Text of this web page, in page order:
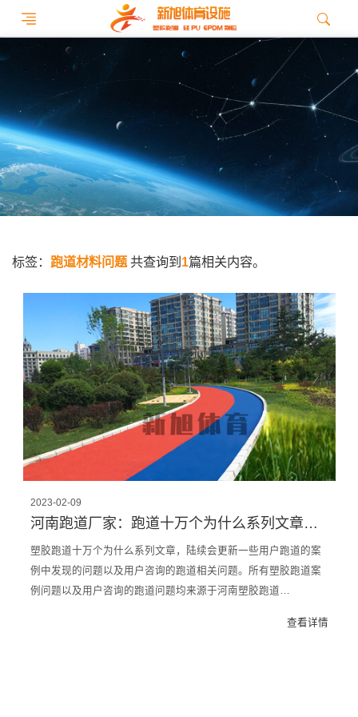
标签： 跑道材料问题共查询到 1篇相关内容。
2023-02-09
河南跑道厂家：跑道十万个为什么系列文章，专业角度解答跑道问题
塑胶跑道十万个为什么系列文章，陆续会更新一些用户跑道的案
例中发现的问题以及用户咨询的跑道相关问题。所有塑胶跑道案
例问题以及用户咨询的跑道问题均来源于河南塑胶跑道…
查看详情